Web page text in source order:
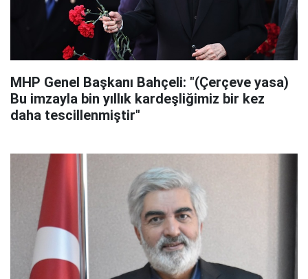
MHP Genel Başkanı Bahçeli: "(Çerçeve yasa)
Bu imzayla bin yıllık kardeşliğimiz bir kez
daha tescillenmiştir"